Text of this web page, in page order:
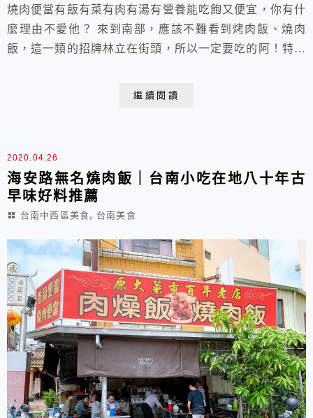
燒肉便當有飯有菜有肉有湯有營養能吃飽又便宜，你有什
麼理由不愛他？ 來到南部，應該不難看到烤肉飯、燒肉
飯，這一類的招牌林立在街頭，所以一定要吃的阿！特地
繼續閱讀
2020.04.26
海安路無名燒肉飯｜台南小吃在地八十年古
早味好料推薦
台南中西區美食, 台南美食